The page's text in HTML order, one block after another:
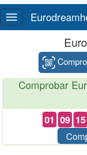
Toggle
navigation
Comprobar
01 09 15